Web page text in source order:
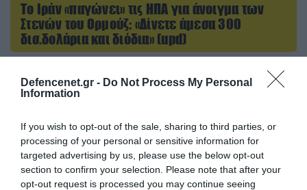
Defencenet.gr - Do Not Process My Personal
Information
If you wish to opt-out of the sale, sharing to third parties, or
processing of your personal or sensitive information for
targeted advertising by us, please use the below opt-out
section to confirm your selection. Please note that after your
opt-out request is processed you may continue seeing
Το Ιράν «παγώνει» τις ΗΠΑ για άνοιγμα των
Στενών του Ορμούζ: «Δίνετε άμεσα 300
δισ.δολάρια και διόδια» (upd)
ΠΟΛΙΤΙΚΗ